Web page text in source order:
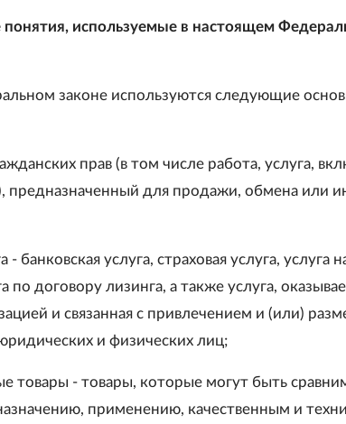
используемые в настоящем
законе используются следующие
прав (в том числе работа, услуга,
предназначенный для продажи, обмена или
- банковская услуга, страховая услуга, услуга
по договору лизинга, а также услуга,
и связанная с привлечением и (или)
и физических лиц;
товары - товары, которые могут быть
применению, качественным и